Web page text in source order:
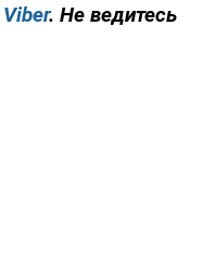
Viber. Не ведитесь